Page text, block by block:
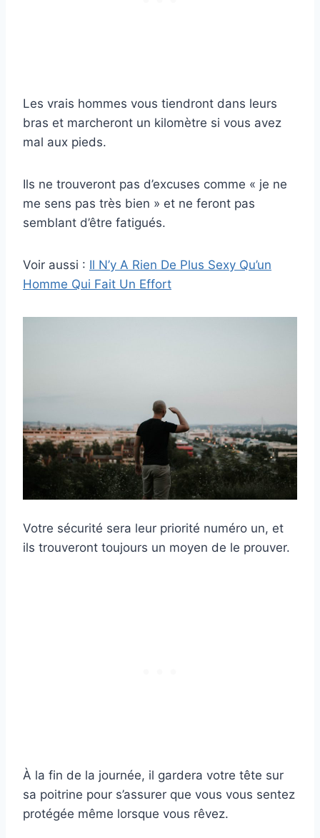
Les vrais hommes vous tiendront dans leurs
bras et marcheront un kilomètre si vous avez
mal aux pieds.
Ils ne trouveront pas d’excuses comme « je ne
me sens pas très bien » et ne feront pas
semblant d’être fatigués.
Voir aussi : Il N’y A Rien De Plus Sexy Qu’un
Homme Qui Fait Un Effort
Votre sécurité sera leur priorité numéro un, et
ils trouveront toujours un moyen de le prouver.
À la fin de la journée, il gardera votre tête sur
sa poitrine pour s’assurer que vous vous sentez
protégée même lorsque vous rêvez.